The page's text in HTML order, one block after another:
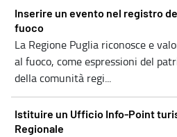
Inserire un evento nel registro
fuoco
La Regione Puglia riconosce e
al fuoco, come espressioni del
della comunità regi...
Istituire un Ufficio Info-Point
Regionale